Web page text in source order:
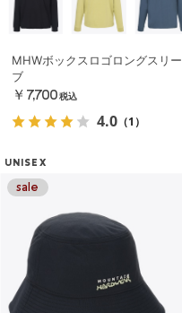
MHWボックスロゴロングスリー
ブ
￥7,700 税込
4.0 （1）
UNISEX